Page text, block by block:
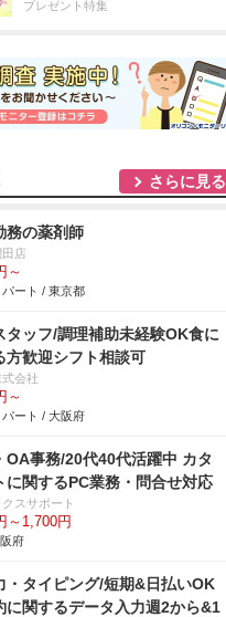
プレゼント特集
さらに見る
務の薬剤師
店
～
ート / 東京都
タッフ/調理補助未経験OK食に
方歓迎シフト相談可
会社
～
ート / 大阪府
OA事務/20代40代活躍中 カタ
に関するPC業務・問合せ対応
スサポート
～1,700円
府
・タイピング/短期&日払いOK
に関するデータ入力週2から&1